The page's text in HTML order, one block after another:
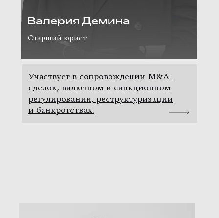
Ассоциированный (внештатный) советник
Практикует в области санкционного
права, ВЭД, валютного регулирования
и управления рисками владения
зарубежными счетами и активами.
Участвует в сопровождении M&A-
сделок, валютном и санкционном
регулировании, реструктуризации
и банкротствах.
Валерия Демина
Старший юрист